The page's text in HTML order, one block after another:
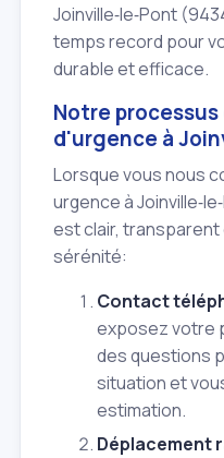
Joinville‑le‑Pont
temps record pour
durable et efficace.
Notre
d'urgence à
Lorsque vous nous
urgence à
est clair,
sérénité:
Contact
exposez votre
des questions
situation et
estimation.
Déplacement